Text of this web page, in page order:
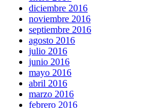
diciembre 2016
noviembre 2016
septiembre 2016
agosto 2016
julio 2016
junio 2016
mayo 2016
abril 2016
marzo 2016
febrero 2016